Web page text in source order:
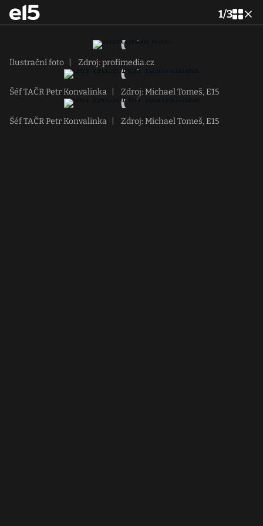
1/3
Ilustrační foto Zdroj: profimedia.cz
Šéf TAČR Petr Konvalinka Zdroj: Michael Tomeš, E15
Šéf TAČR Petr Konvalinka Zdroj: Michael Tomeš, E15